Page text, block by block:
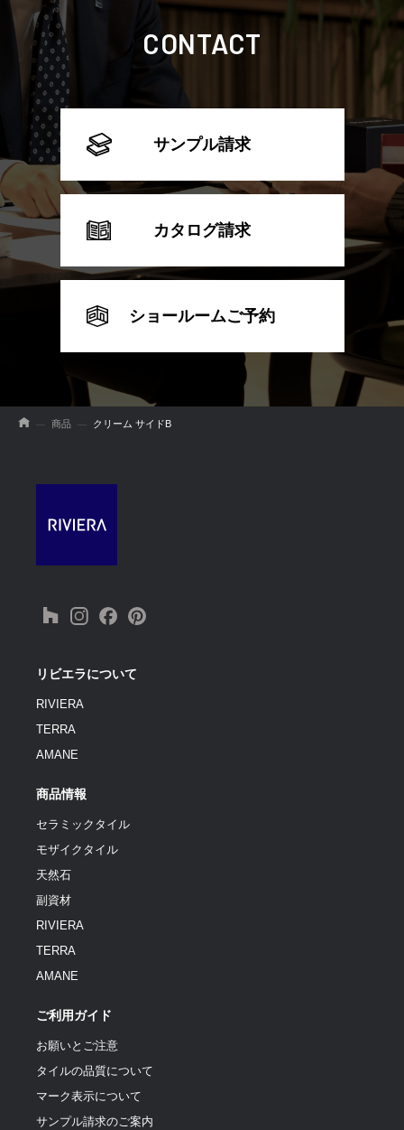
CONTACT
サンプル請求
カタログ請求
ショールームご予約
商品 クリーム サイドB
リビエラについて
RIVIERA
TERRA
AMANE
商品情報
セラミックタイル
モザイクタイル
天然石
副資材
RIVIERA
TERRA
AMANE
ご利用ガイド
お願いとご注意
タイルの品質について
マーク表示について
サンプル請求のご案内